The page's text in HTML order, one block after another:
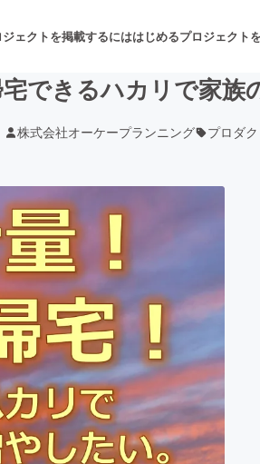
ジェクトを掲載するにははじめるプロジェクト
舞台・パ
ービス開発
出版 アニメ・漫
ビューテ
できるハカリで家族
株式会社オーケープランニング プロダク